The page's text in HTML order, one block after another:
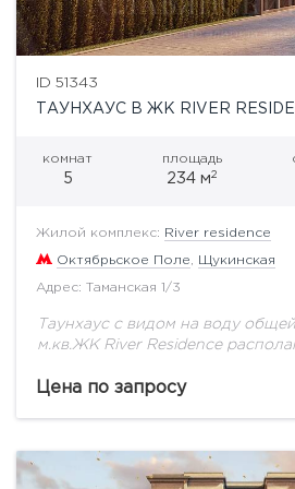
ID 51343
ТАУНХАУС В ЖК RIVER
комнат
5
площадь
234 м2
Жилой комплекс: River residence
Октябрьское Поле Щукинская
Адрес: Таманская 1/3
Таунхаус с видом на воду
м.кв.ЖК River Residence
столичных уголков.
Цена по запросу